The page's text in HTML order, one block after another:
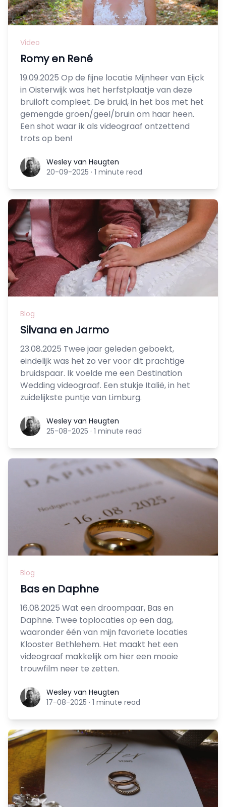
Video
Romy en René
19.09.2025 Op de fijne locatie Mijnheer van Eijck
in Oisterwijk was het herfstplaatje van deze
bruiloft compleet. De bruid, in het bos met het
gemengde groen/geel/bruin om haar heen.
Een shot waar ik als videograaf ontzettend
trots op ben!
Wesley van Heugten
Wesley van Heugten
20-09-2025 · 1 minute read
Blog
Silvana en Jarmo
23.08.2025 Twee jaar geleden geboekt,
eindelijk was het zo ver voor dit prachtige
bruidspaar. Ik voelde me een Destination
Wedding videograaf. Een stukje Italië, in het
zuidelijkste puntje van Limburg.
Wesley van Heugten
Wesley van Heugten
25-08-2025 · 1 minute read
Blog
Bas en Daphne
16.08.2025 Wat een droompaar, Bas en
Daphne. Twee toplocaties op een dag,
waaronder één van mijn favoriete locaties
Klooster Bethlehem. Het maakt het een
videograaf makkelijk om hier een mooie
trouwfilm neer te zetten.
Wesley van Heugten
Wesley van Heugten
17-08-2025 · 1 minute read